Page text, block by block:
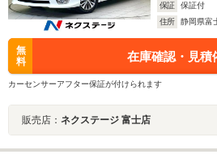
保証
保証付
住所
静岡県富
無
料
在庫確認・見積
カーセンサーアフター保証が付けられます
販売店： ネクステージ 富士店